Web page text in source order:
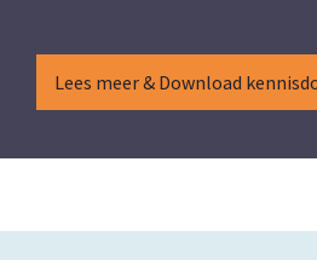
Lees meer & Download